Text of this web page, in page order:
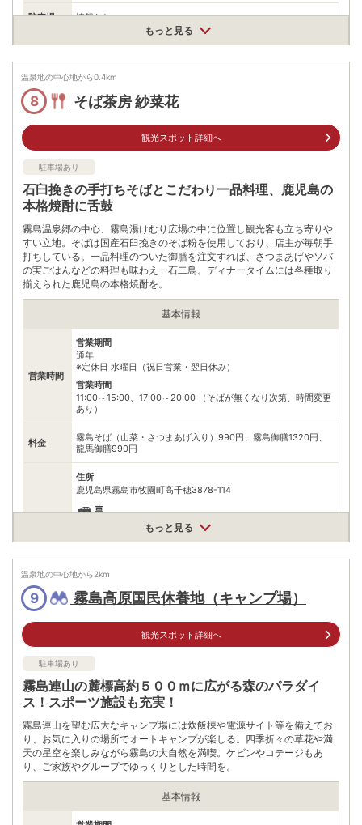
駐車場 情報なし
電話番号 0995788118
※ 掲載情報は変更になる場合があります。最新の内容はご利用前にご自身でお
問合せください。
※ 料金情報は税込・税抜表記が混ざっております。正しい金額はご利用前にご
自身でお問合せください。
もっと見る
温泉地の中心地から0.4km
8 そば茶房 紗菜花
観光スポット詳細へ
駐車場あり
石臼挽きの手打ちそばとこだわり一品料理、鹿児島の
本格焼酎に舌鼓
霧島温泉郷の中心、霧島湯けむり広場の中に位置し観光客も立ち寄りや
すい立地。そばは国産石臼挽きのそば粉を使用しており、店主が毎朝手
打ちしている。一品料理のついた御膳を注文すれば、さつまあげやソバ
の実ごはんなどの料理も味わえ一石二鳥。ディナータイムには各種取り
揃えられた鹿児島の本格焼酎を。
基本情報
営業時間
営業期間
通年
※定休日 水曜日（祝日営業・翌日休み）
営業時間
11:00～15:00、17:00～20:00 （そばが無くなり次第、時間変更
あり）
料金
霧島そば（山菜・さつまあげ入り）990円、霧島御膳1320円、
龍馬御膳990円
住所
鹿児島県霧島市牧園町高千穂3878-114
車
霧島神宮駅から約17分
公共交通機関
嘉例川駅からリムジンバス鹿児島空港線で約36分
駐車場
※霧島湯けむり広場 パライソの無料Pを利用
電話番号
※ 掲載情報は変更になる場合があります。最新の内容はご利用前にご自身でお
問合せください。
※ 料金情報は税込・税抜表記が混ざっております。正しい金額はご利用前にご
自身でお問合せください。
もっと見る
温泉地の中心地から2km
9 霧島高原国民休養地（キャンプ場）
観光スポット詳細へ
駐車場あり
霧島連山の麓標高約５００ｍに広がる森のパラダイ
ス！スポーツ施設も充実！
霧島連山を望む広大なキャンプ場には炊飯棟や電源サイト等を備えてお
り、お気に入りの場所でオートキャンプが楽しる。四季折々の草花や満
天の星空を楽しみながら霧島の大自然を満喫。ケビンやコテージもあ
り、ご家族やグループでゆっくりとした時間を。
基本情報